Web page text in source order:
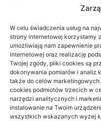
W celu świadczenia usług na
strony internetowej korzystamy
umożliwiają nam zapewnienie
internetowej oraz realizację
Twojej zgody, pliki cookies są
dokonywania pomiarów i analiz
także do celów
cookies podmiotów trzecich w
narzędzi analitycznych i
instalowanie na Twoim
wszystkich wskazanych wyżej
Prywatnie czy na
braku czasu
23/06/2026